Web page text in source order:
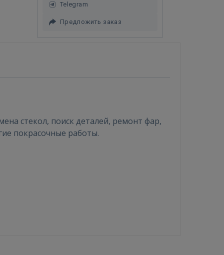
Telegram
Предложить заказ
стекол, поиск деталей, ремонт фар,
покрасочные работы.